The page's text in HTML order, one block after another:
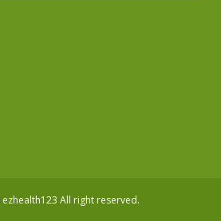
All right reserved.